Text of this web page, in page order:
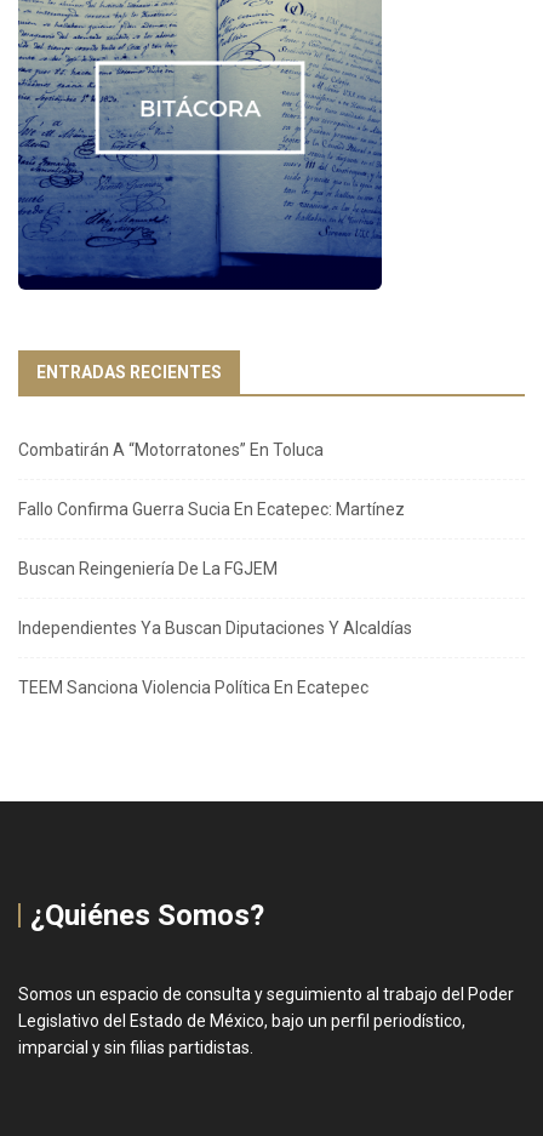
ENTRADAS RECIENTES
Combatirán A “Motorratones” En Toluca
Fallo Confirma Guerra Sucia En Ecatepec: Martínez
Buscan Reingeniería De La FGJEM
Independientes Ya Buscan Diputaciones Y Alcaldías
TEEM Sanciona Violencia Política En Ecatepec
¿Quiénes Somos?
Somos un espacio de consulta y seguimiento al trabajo del Poder
Legislativo del Estado de México, bajo un perfil periodístico,
imparcial y sin filias partidistas.